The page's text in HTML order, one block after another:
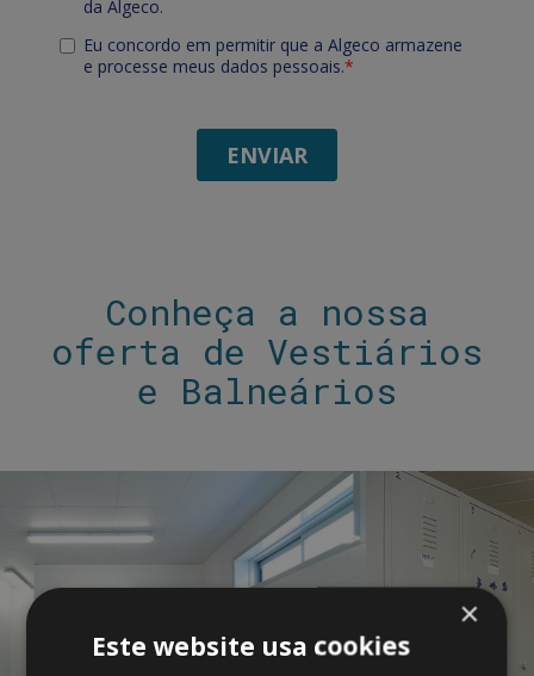
Conheça a nossa
oferta de Vestiários
e Balneários
×
Este website usa cookies